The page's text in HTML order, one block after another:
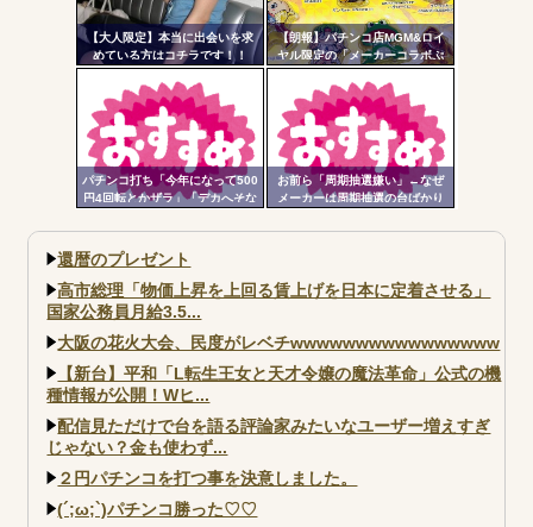
【大人限定】本当に出会いを求
めている方はコチラです！！
【朗報】パチンコ店MGM&ロイ
ヤル限定の「メーカーコラボぷ
っくり3Dシール」が可愛いと話
題に！限定生産3000枚らしい
パチンコ打ち「今年になって500
円4回転とかザラ」「デカへそな
んまかよ？
お前ら「周期抽選嫌い」←なぜ
メーカーは周期抽選の台ばかり
還暦のプレゼント
高市総理「物価上昇を上回る賃上げを日本に定着させる」
国家公務員月給3.5...
大阪の花火大会、民度がレベチwwwwwwwwwwwwwwww
【新台】平和「L転生王女と天才令嬢の魔法革命」公式の機
種情報が公開！Wヒ...
配信見ただけで台を語る評論家みたいなユーザー増えすぎ
じゃない？金も使わず...
２円パチンコを打つ事を決意しました。
(´;ω;`)パチンコ勝った♡♡